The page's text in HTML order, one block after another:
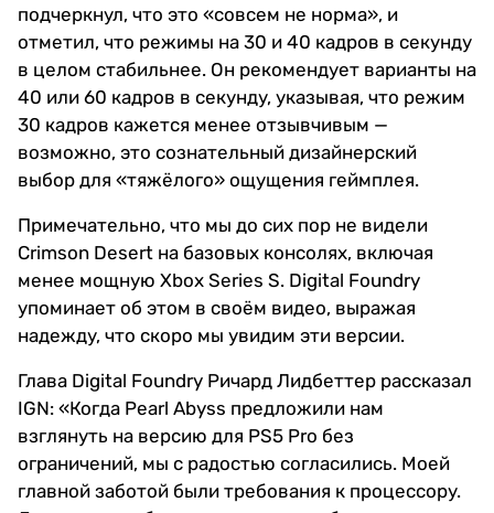
подчеркнул, что это «совсем не норма», и
отметил, что режимы на 30 и 40 кадров в секунду
в целом стабильнее. Он рекомендует варианты на
40 или 60 кадров в секунду, указывая, что режим
30 кадров кажется менее отзывчивым —
возможно, это сознательный дизайнерский
выбор для «тяжёлого» ощущения геймплея.
Примечательно, что мы до сих пор не видели
Crimson Desert на базовых консолях, включая
менее мощную Xbox Series S. Digital Foundry
упоминает об этом в своём видео, выражая
надежду, что скоро мы увидим эти версии.
Глава Digital Foundry Ричард Лидбеттер рассказал
IGN: «Когда Pearl Abyss предложили нам
взглянуть на версию для PS5 Pro без
ограничений, мы с радостью согласились. Моей
главной заботой были требования к процессору.